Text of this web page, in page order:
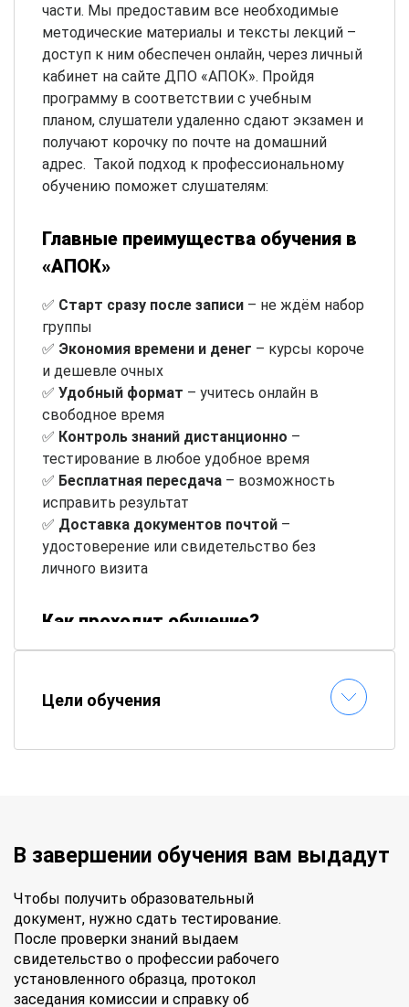
части. Мы предоставим все необходимые
методические материалы и тексты лекций –
доступ к ним обеспечен онлайн, через личный
кабинет на сайте ДПО «АПОК». Пройдя
программу в соответствии с учебным
планом, слушатели удаленно сдают экзамен и
получают корочку по почте на домашний
адрес. Такой подход к профессиональному
обучению поможет слушателям:
Главные преимущества обучения в
«АПОК»
✅ Старт сразу после записи – не ждём набор
группы
✅ Экономия времени и денег – курсы короче
и дешевле очных
✅ Удобный формат – учитесь онлайн в
свободное время
✅ Контроль знаний дистанционно –
тестирование в любое удобное время
✅ Бесплатная пересдача – возможность
исправить результат
✅ Доставка документов почтой –
удостоверение или свидетельство без
личного визита
Как проходит обучение?
⏱Гибкий график
– составляете расписание
📝Онлайн-тестирование– сдавайте
Получите профессинальные знания и
документы гособразца – обучайтесь в
«АПОК» без отрыва от работы!
Цели обучения
В завершении обучения вам выдадут
Чтобы получить образовательный
документ, нужно сдать тестирование.
После проверки знаний выдаем
свидетельство о профессии рабочего
установленного образца, протокол
заседания комиссии и справку об